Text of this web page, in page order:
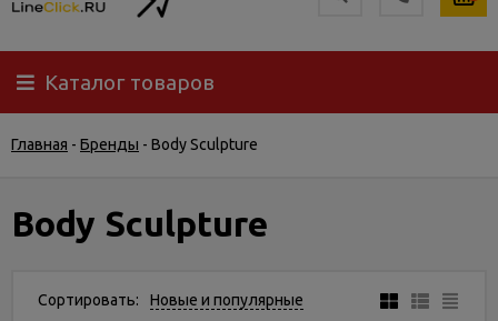
Доставка
Самовывоз
Гарантия
сервис
Каталог товаров
Главная - Бренды - Body Sculpture
Body Sculpture
Сортировать: Новые и популярные